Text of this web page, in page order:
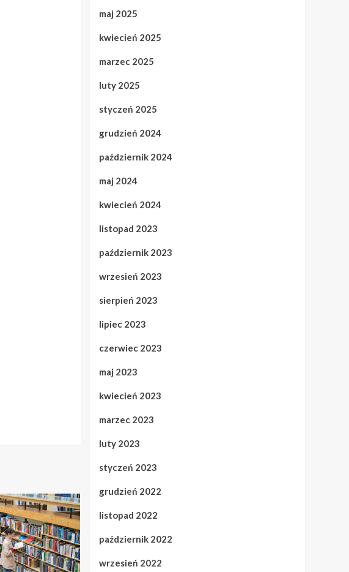
maj 2025
kwiecień 2025
marzec 2025
luty 2025
styczeń 2025
grudzień 2024
październik 2024
maj 2024
kwiecień 2024
listopad 2023
październik 2023
wrzesień 2023
sierpień 2023
lipiec 2023
czerwiec 2023
maj 2023
kwiecień 2023
marzec 2023
luty 2023
styczeń 2023
grudzień 2022
listopad 2022
październik 2022
wrzesień 2022